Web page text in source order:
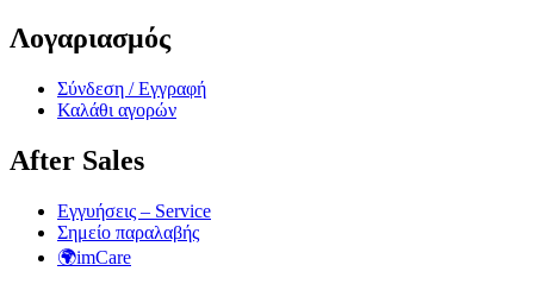
Λογαριασμός
Σύνδεση / Εγγραφή
Καλάθι αγορών
After Sales
Εγγυήσεις – Service
Σημείο παραλαβής
🌍imCare